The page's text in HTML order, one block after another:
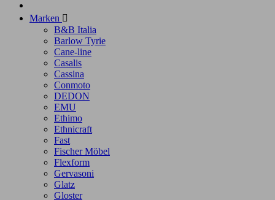
Marken 
B&B Italia
Barlow Tyrie
Cane-line
Casalis
Cassina
Conmoto
DEDON
EMU
Ethimo
Ethnicraft
Fast
Fischer Möbel
Flexform
Gervasoni
Glatz
Gloster